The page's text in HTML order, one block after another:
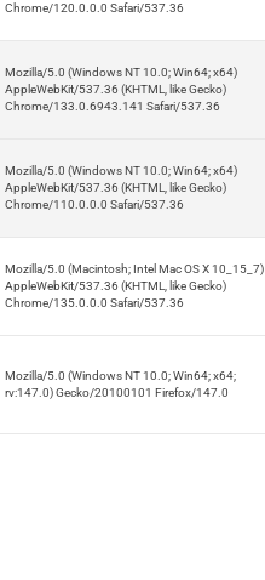
Chrome/120.0.0.0 Safari/537.36
Mozilla/5.0 (Windows NT 10.0; Win64; x64)
AppleWebKit/537.36 (KHTML, like Gecko)
Chrome/133.0.6943.141 Safari/537.36
Mozilla/5.0 (Windows NT 10.0; Win64; x64)
AppleWebKit/537.36 (KHTML, like Gecko)
Chrome/110.0.0.0 Safari/537.36
Mozilla/5.0 (Macintosh; Intel Mac OS X 10_15_7)
AppleWebKit/537.36 (KHTML, like Gecko)
Chrome/135.0.0.0 Safari/537.36
Mozilla/5.0 (Windows NT 10.0; Win64; x64;
rv:147.0) Gecko/20100101 Firefox/147.0